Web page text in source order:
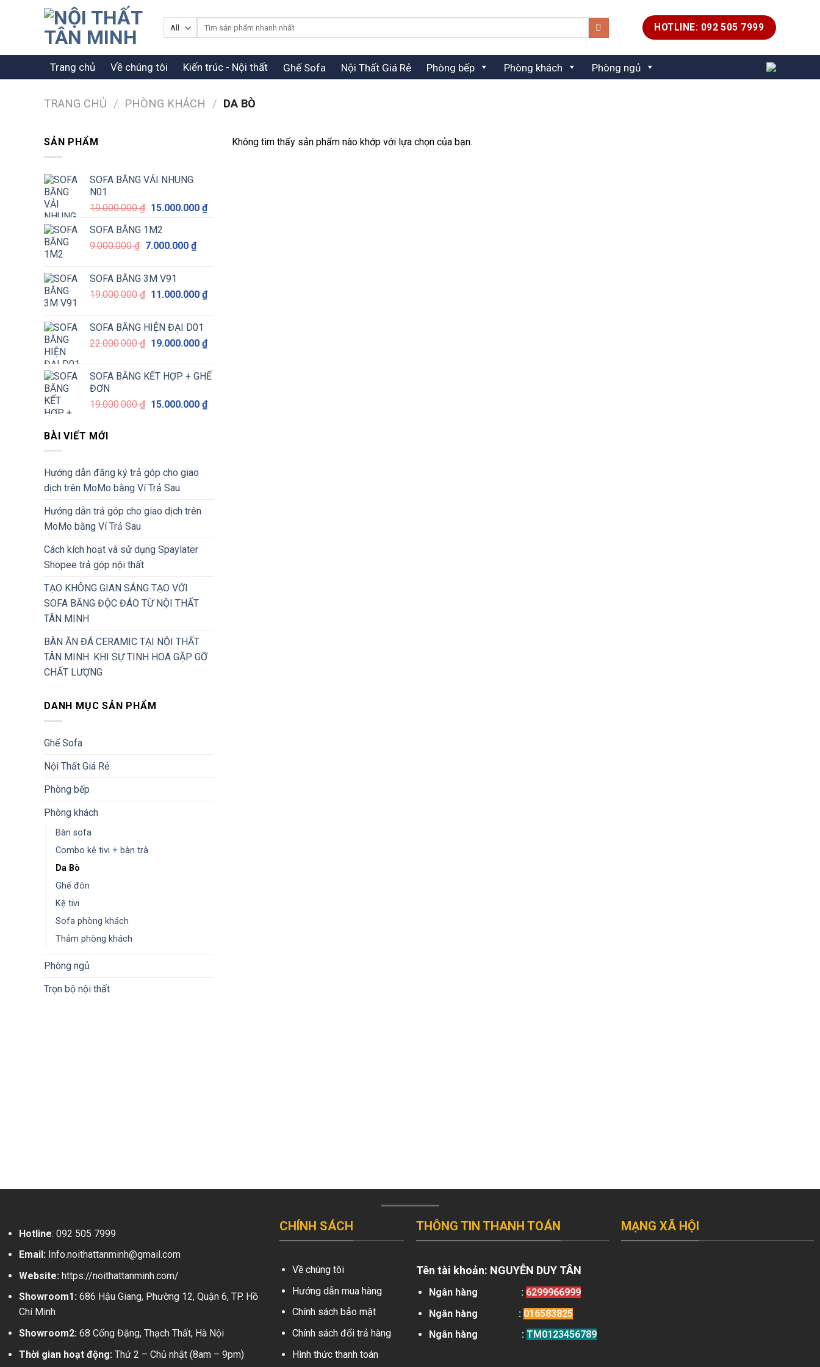
HOTLINE: 092 505 7999
Trang chủ Về chúng tôi Kiến trúc - Nội thất Ghế Sofa Nội Thất Giá Rẻ Phòng bếp Phòng khách Phòng ngủ
TRANG CHỦ / PHÒNG KHÁCH / DA BÒ
SẢN PHẨM
SOFA BĂNG VẢI NHUNG
N01
19.000.000₫ Giá
là:
19.000.000 ₫.
15.000.000 ₫Giá
SOFA BĂNG 1M2
9.000.000₫ Giá
9.000.000 ₫.
7.000.000 ₫Giá
7.000.000 ₫.
SOFA BĂNG 3M V91
19.000.000₫ Giá
là:
19.000.000 ₫.
11.000.000 ₫Giá
11.000.000 ₫.
SOFA BĂNG HIỆN ĐẠI D01
22.000.000₫ Giá
là:
22.000.000 ₫.
19.000.000 ₫Giá
tại
là:
SOFA BĂNG KẾT HỢP + GHẾ
ĐƠN
19.000.000₫ Giá
15.000.000 ₫Giá
BÀI VIẾT MỚI
Hướng dẫn đăng ký trả góp cho giao
dịch trên MoMo bằng Ví Trả Sau
Hướng dẫn trả góp cho giao dịch trên
MoMo bằng Ví Trả Sau
Cách kích hoạt và sử dụng Spaylater
Shopee trả góp nội thất
TẠO KHÔNG GIAN SÁNG TẠO VỚI
SOFA BĂNG ĐỘC ĐÁO TỪ NỘI THẤT
TÂN MINH
BÀN ĂN ĐÁ CERAMIC TẠI NỘI THẤT
TÂN MINH: KHI SỰ TINH HOA GẶP GỠ
CHẤT LƯỢNG
DANH MỤC SẢN PHẨM
Ghế Sofa
Nội Thất Giá Rẻ
Phòng bếp
Phòng khách
Bàn sofa
Combo kệ tivi + bàn trà
Da Bò
Ghế đôn
Kệ tivi
Sofa phòng khách
Thảm phòng khách
Phòng ngủ
Trọn bộ nội thất
Không tìm thấy sản phẩm nào khớp với lựa chọn của bạn.
Hotline: 092 505 7999
Email: Info.noithattanminh@gmail.com
Website: https://noithattanminh.com/
Showroom1: 686 Hậu Giang, Phường 12, Quận 6, TP. Hồ
Chí Minh
Showroom2: 68 Cống Đặng, Thạch Thất, Hà Nội
Thời gian hoạt động: Thứ 2 – Chủ nhật (8am – 9pm)
CHÍNH SÁCH
Về chúng tôi
Hướng dẫn mua hàng
Chính sách bảo mật
Chính sách đổi trả hàng
Hình thức thanh toán
THÔNG TIN THANH TOÁN
Tên tài khoản: NGUYỄN DUY TÂN
Ngân hàng : 6299966999
Ngân hàng
: 016583825
Ngân hàng
: TM0123456789
MẠNG XÃ HỘI